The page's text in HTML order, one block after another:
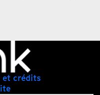
et crédits